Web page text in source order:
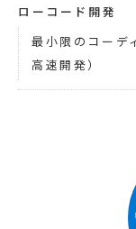
ローコード開発
最小限のコーデ
高速開発）